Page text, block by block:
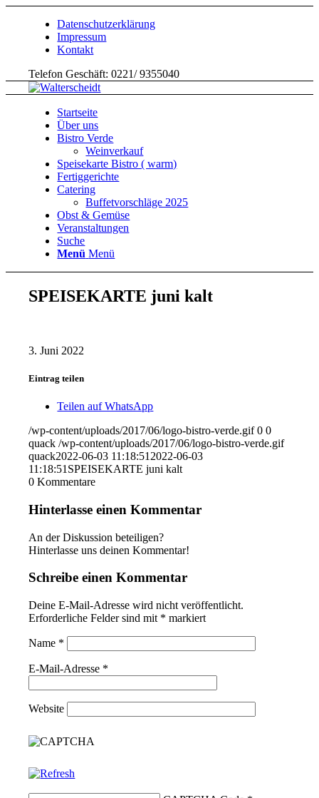
Datenschutzerklärung
Impressum
Kontakt
Telefon Geschäft: 0221/ 9355040
Startseite
Über uns
Bistro Verde
Weinverkauf
Speisekarte Bistro ( warm)
Fertiggerichte
Catering
Buffetvorschläge 2025
Obst & Gemüse
Veranstaltungen
Suche
Menü Menü
SPEISEKARTE juni kalt
3. Juni 2022
Eintrag teilen
Teilen auf WhatsApp
/wp-content/uploads/2017/06/logo-bistro-verde.gif 0 0
quack /wp-content/uploads/2017/06/logo-bistro-verde.gif
quack2022-06-03 11:18:51 2022-06-03
11:18:51 SPEISEKARTE juni kalt
0 Kommentare
Hinterlasse einen Kommentar
An der Diskussion beteiligen?
Hinterlasse uns deinen Kommentar!
Schreibe einen Kommentar
Deine E-Mail-Adresse wird nicht veröffentlicht.
Erforderliche Felder sind mit * markiert
Name *
E-Mail-Adresse *
Website